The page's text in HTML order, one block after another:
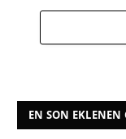
EN SON EKLENEN